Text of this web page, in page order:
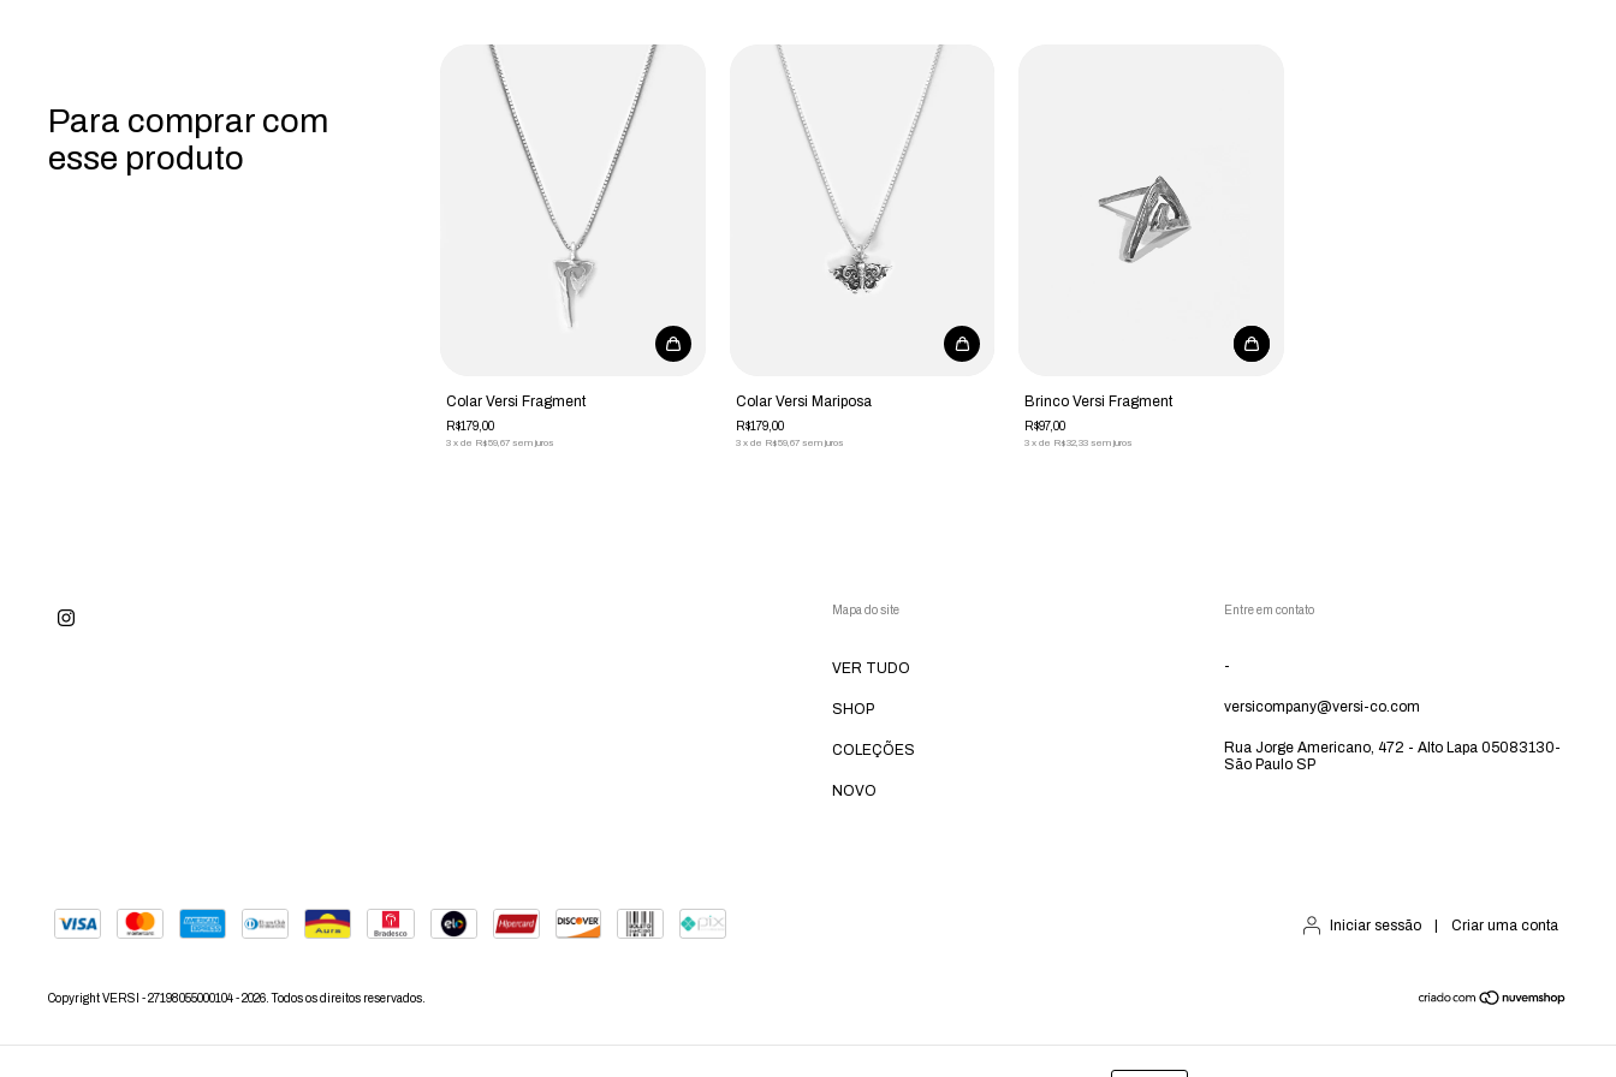
Para comprar com
esse produto
Colar Versi Fragment
R$179,00
3 x de R$59,67 sem juros
Colar Versi Mariposa
R$179,00
3 x de R$59,67 sem juros
Brinco Versi Fragment
R$97,00
3 x de R$32,33 sem juros
Mapa do site
VER TUDO
SHOP
COLEÇÕES
NOVO
Entre em contato
-
versicompany@versi-co.com
Rua Jorge Americano, 472 - Alto Lapa 05083130-
São Paulo SP
Iniciar sessão Criar uma conta
Copyright VERSI - 27198055000104 - 2026. Todos os direitos reservados.